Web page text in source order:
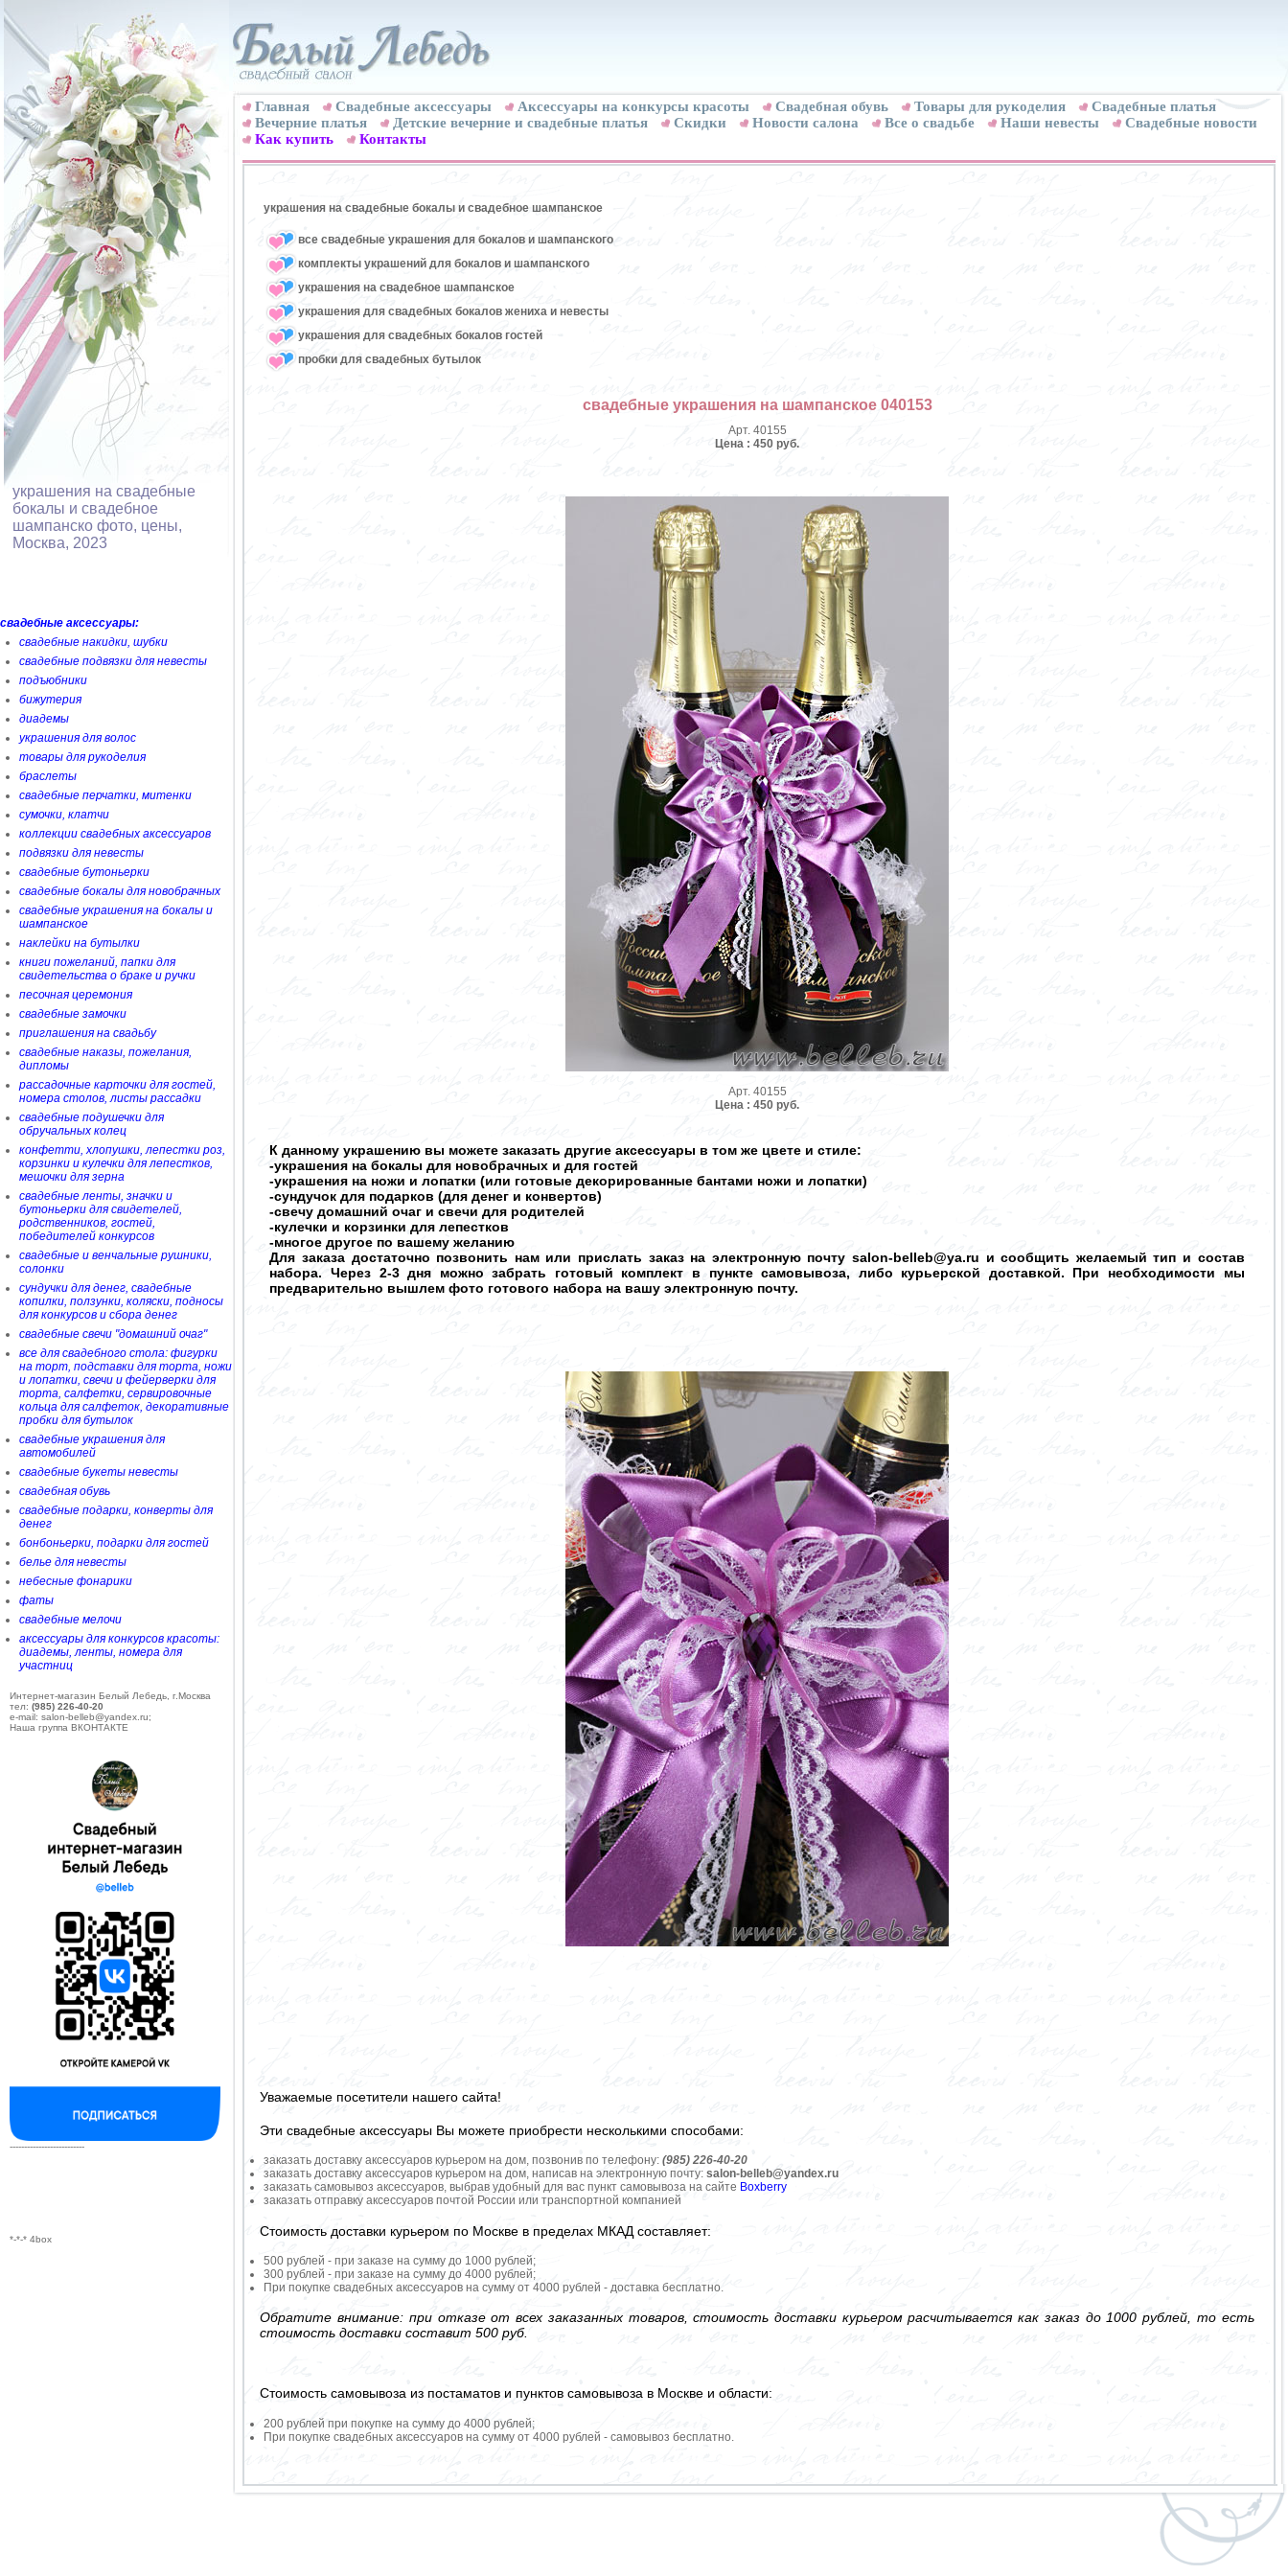
украшения на свадебные
бокалы и свадебное
шампанско фото, цены,
Москва, 2023
свадебные аксессуары:
свадебные накидки, шубки
свадебные подвязки для невесты
подъюбники
бижутерия
диадемы
украшения для волос
товары для рукоделия
браслеты
свадебные перчатки, митенки
сумочки, клатчи
коллекции свадебных аксессуаров
подвязки для невесты
свадебные бутоньерки
свадебные бокалы для новобрачных
свадебные украшения на бокалы и
шампанское
наклейки на бутылки
книги пожеланий, папки для
свидетельства о браке и ручки
песочная церемония
свадебные замочки
приглашения на свадьбу
свадебные наказы, пожелания,
дипломы
рассадочные карточки для гостей,
номера столов, листы рассадки
свадебные подушечки для
обручальных колец
конфетти, хлопушки, лепестки роз,
корзинки и кулечки для лепестков,
мешочки для зерна
свадебные ленты, значки и
бутоньерки для свидетелей,
родственников, гостей,
победителей конкурсов
свадебные и венчальные рушники,
солонки
сундучки для денег, свадебные
копилки, ползунки, коляски, подносы
для конкурсов и сбора денег
свадебные свечи "домашний очаг"
все для свадебного стола: фигурки
на торт, подставки для торта, ножи
и лопатки, свечи и фейерверки для
торта, салфетки, сервировочные
кольца для салфеток, декоративные
пробки для бутылок
свадебные украшения для
автомобилей
свадебные букеты невесты
свадебная обувь
свадебные подарки, конверты для
денег
бонбоньерки, подарки для гостей
белье для невесты
небесные фонарики
фаты
свадебные мелочи
аксессуары для конкурсов красоты:
диадемы, ленты, номера для
участниц
Интернет-магазин Белый Лебедь, г.Москва
тел: (985) 226-40-20
e-mail: salon-belleb@yandex.ru;
Наша группа ВКОНТАКТЕ
--------------------------
*-*-* 4box
Главная Свадебные аксессуары Аксессуары на конкурсы красоты Свадебная обувь Товары для рукоделия
Cвадебные платья
Вечерние платья
Детские вечерние и свадебные платья Скидки Новости салона Все о свадьбе Наши невесты
Свадебные новости
Как купить
Контакты
украшения на свадебные бокалы и свадебное шампанское
все свадебные украшения для бокалов и шампанского
комплекты украшений для бокалов и шампанского
украшения на свадебное шампанское
украшения для свадебных бокалов жениха и невесты
украшения для свадебных бокалов гостей
пробки для свадебных бутылок
свадебные украшения на шампанское 040153
Арт. 40155
Цена : 450 руб.
Арт. 40155
Цена : 450 руб.
К данному украшению вы можете заказать другие аксессуары в том же цвете и стиле:
-украшения на бокалы для новобрачных и для гостей
-украшения на ножи и лопатки (или готовые декорированные бантами ножи и лопатки)
-сундучок для подарков (для денег и конвертов)
-свечу домашний очаг и свечи для родителей
-кулечки и корзинки для лепестков
-многое другое по вашему желанию
Для заказа достаточно позвонить нам или прислать заказ на электронную почту salon-belleb@ya.ru и сообщить желаемый тип и состав
набора. Через 2-3 дня можно забрать готовый комплект в пункте самовывоза, либо курьерской доставкой. При необходимости мы
предварительно вышлем фото готового набора на вашу электронную почту.
Уважаемые посетители нашего сайта!
Эти свадебные аксессуары Вы можете приобрести несколькими способами:
заказать доставку аксессуаров курьером на дом, позвонив по телефону: (985) 226-40-20
заказать доставку аксессуаров курьером на дом, написав на электронную почту: salon-belleb@yandex.ru
заказать самовывоз аксессуаров, выбрав удобный для вас пункт самовывоза на сайте Boxberry
заказать отправку аксессуаров почтой России или транспортной компанией
Стоимость доставки курьером по Москве в пределах МКАД составляет:
500 рублей - при заказе на сумму до 1000 рублей;
300 рублей - при заказе на сумму до 4000 рублей;
При покупке свадебных аксессуаров на сумму от 4000 рублей - доставка бесплатно.
Обратите внимание: при отказе от всех заказанных товаров, стоимость доставки курьером расчитывается как заказ до 1000 рублей, то есть
стоимость доставки составит 500 руб.
Стоимость самовывоза из постаматов и пунктов самовывоза в Москве и области:
200 рублей при покупке на сумму до 4000 рублей;
При покупке свадебных аксессуаров на сумму от 4000 рублей - самовывоз бесплатно.